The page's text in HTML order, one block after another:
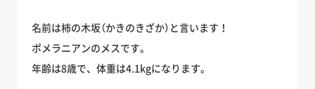
名前は柿の木坂（かきのきざか）と言います！
ポメラニアンのメスです。
年齢は8歳で、体重は4.1kgになります。